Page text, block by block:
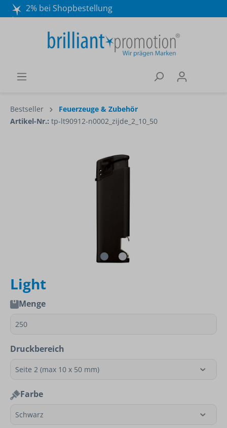
2% bei Shopbestellung
Wir beraten Sie gerne:
040 / 570 18 25 70
Bestseller
Feuerzeuge & Zubehör
Artikel-Nr.: tp-lt90912-n0002_zijde_2_10_50
Light
Menge
Druckbereich
Farbe